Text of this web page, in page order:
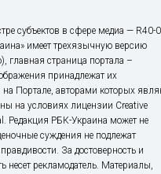
субъектов в сфере медиа — R40-
имеет трехязычную версию
главная страница портала –
принадлежат их
Портале, авторами которых
на условиях лицензии Creative
Редакция РБК-Украина может не
суждения не подлежат
За достоверность и
несет рекламодатель. Материалы,